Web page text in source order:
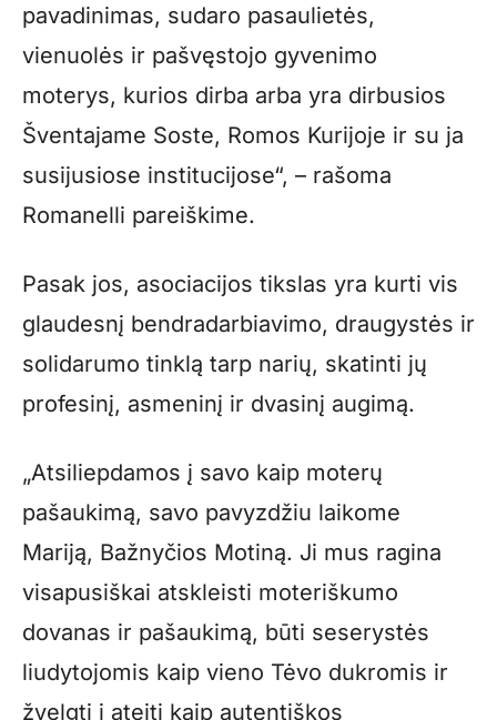
pavadinimas, sudaro pasaulietės,
vienuolės ir pašvęstojo gyvenimo
moterys, kurios dirba arba yra dirbusios
Šventajame Soste, Romos Kurijoje ir su ja
susijusiose institucijose“, – rašoma
Romanelli pareiškime.
Pasak jos, asociacijos tikslas yra kurti vis
glaudesnį bendradarbiavimo, draugystės ir
solidarumo tinklą tarp narių, skatinti jų
profesinį, asmeninį ir dvasinį augimą.
„Atsiliepdamos į savo kaip moterų
pašaukimą, savo pavyzdžiu laikome
Mariją, Bažnyčios Motiną. Ji mus ragina
visapusiškai atskleisti moteriškumo
dovanas ir pašaukimą, būti seserystės
liudytojomis kaip vieno Tėvo dukromis ir
žvelgti į ateitį kaip autentiškos